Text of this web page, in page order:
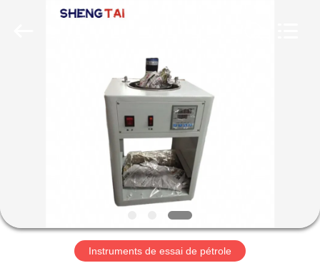
PRODUITS
DE
NOUS
Instruments de essai de pétrole